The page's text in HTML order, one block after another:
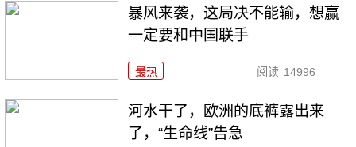
暴风来袭，这局决不能输，想赢
一定要和中国联手
最热 阅读 14996
河水干了，欧洲的底裤露出来
了，“生命线”告急